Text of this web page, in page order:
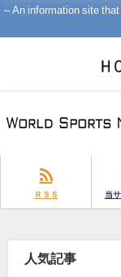
～An information site
ＲＳＳ 当
人気記事